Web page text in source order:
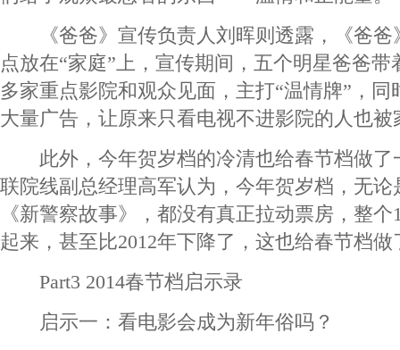
《爸爸》宣传负责人刘晖则透露，《爸爸
点放在“家庭”上，宣传期间，五个明星爸爸
多家重点影院和观众见面，主打“温情牌”，
大量广告，让原来只看电视不进影院的人也
此外，今年贺岁档的冷清也给春节档做了
联院线副总经理高军认为，今年贺岁档，无
《新警察故事》，都没有真正拉动票房，整
起来，甚至比2012年下降了，这也给春节档
Part3 2014春节档启示录
启示一：看电影会成为新年俗吗？